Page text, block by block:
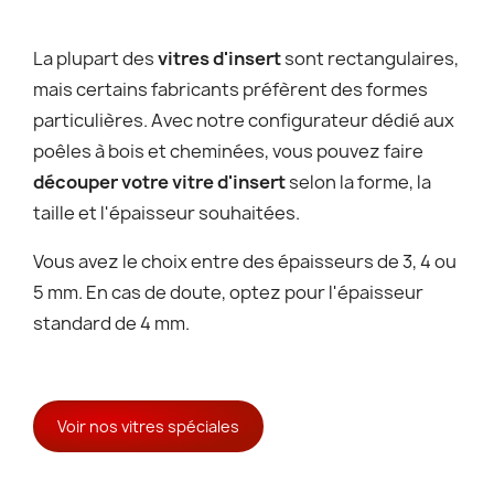
La plupart desvitres d'insertsont rectangulaires,
mais certains fabricants préfèrent des formes
particulières. Avec notre configurateur dédié aux
poêles à bois et cheminées, vous pouvez faire
découper votre vitre d'insertselon la forme, la
taille et l'épaisseur souhaitées.
Vous avez le choix entre des épaisseurs de 3, 4 ou
5 mm. En cas de doute, optez pour l'épaisseur
standard de 4 mm.
Voir nos vitres spéciales